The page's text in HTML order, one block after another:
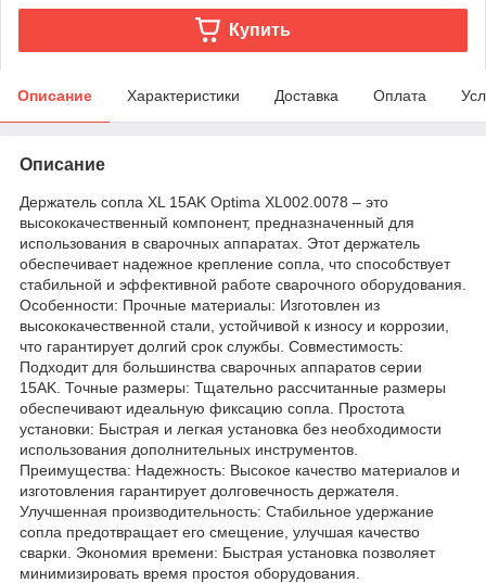
Купить
Описание Характеристики Доставка Оплата
Описание
Держатель сопла XL 15AK Optima XL002.0078 – это
высококачественный компонент, предназначенный для
использования в сварочных аппаратах. Этот держатель
обеспечивает надежное крепление сопла, что способствует
стабильной и эффективной работе сварочного оборудования.
Особенности: Прочные материалы: Изготовлен из
высококачественной стали, устойчивой к износу и коррозии,
что гарантирует долгий срок службы. Совместимость:
Подходит для большинства сварочных аппаратов серии
15AK. Точные размеры: Тщательно рассчитанные размеры
обеспечивают идеальную фиксацию сопла. Простота
установки: Быстрая и легкая установка без необходимости
использования дополнительных инструментов.
Преимущества: Надежность: Высокое качество материалов и
изготовления гарантирует долговечность держателя.
Улучшенная производительность: Стабильное удержание
сопла предотвращает его смещение, улучшая качество
сварки. Экономия времени: Быстрая установка позволяет
минимизировать время простоя оборудования.